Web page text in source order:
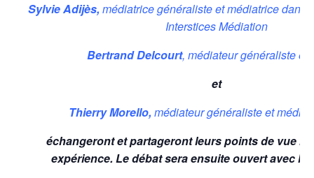
Sylvie Adijès, médiatrice généraliste et médiatricedans
Interstices Médiation
Bertrand Delcourt, médiateur généraliste et
et
Thierry Morello, médiateur généraliste et
échangeront et partageront leurs points de vue
expérience. Le débat sera ensuite ouvert avec